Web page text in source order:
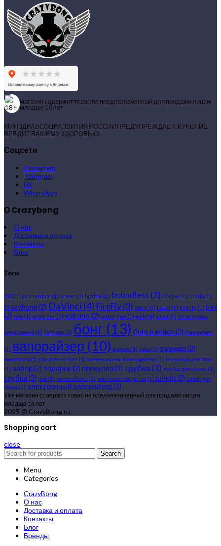
магазин содержит товар не предназначенный для продажи лицам
младше 18 лет
МИНЗДРАВСОЦРАЗВИТИЯ РОССИИ ПРЕДУПРЕЖДАЕТ: КУРЕНИЕ
ВРЕДИТ ВАШЕМУ ЗДОРОВЬЮ!
Соцсети
Instagram
Telegram
ВК
WhatsApp
О Crazybong
О нас
Доставка и оплата
Контакты
Блог
Теги
420 (1) Amsterdam (1) arizer (1) bigdick (1) boundless (3) Clipper (1) crafty(1)
crazybong(2) DaVinci (4) FireFly(3) gpen (1) Lotus (1) mighty(1) pax
(2) raw (1) vaporizer (1) volcano (2) waterpipe (1) willy(1) xmax (1) аксессуары
для курения (1) бабблер (1) бонг (13) бонг в кейсе(2) бонг купить
(1) вапорайзер (10) водник (1) габа (1) гриндер(2)
зажигалка (1) как отмыть бонг (1) конвекционный вапорайзер (1) мельница для трав
(1) набор(2) подарок(2) прекулер(2) трубка(3) трубка для масла (1)
трубки(2) чай (1) чистка бонга (1) чистящие средства (1) шлиф(2) шлиф для
бонга (1) электронный вапорайзер(2)
18+ магазин содержит товар не предназначенный для продажи лицам
младше 18 лет
2025 © CrazyBong.ru
Shopping cart
close
Search
Menu
Categories
CrazyBong
О нас
Доставка и оплата
Контакты
Блог
Бренды